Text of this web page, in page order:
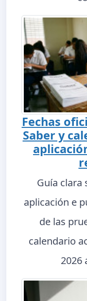
Fechas
Saber y
Guía clara
aplicación e
de las
calendario
2026